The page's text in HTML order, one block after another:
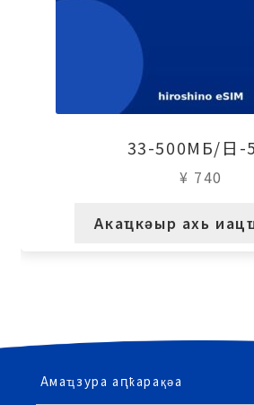
33-500МБ/日-
¥ 740
Акаҵкәыр ахь
Амаҵзура аԥҟарақәа